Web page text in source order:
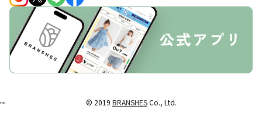
© 2019 BRANSHESCo., Ltd.
""